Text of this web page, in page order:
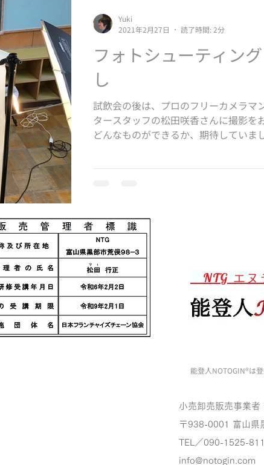
フォトシューティン
し
試飲会の後は、プロのフリーカメラマ
タースタッフの松田咲香さんに撮影を
どんなものができるか、期待していま
Yuki
2021年2月27日
読了時間: 2分
NTG エ
能登人NOTOGIN®️は
小売卸売販売事業者
〒938-0001 富山県
TEL／090-1525-
info@notogin.com